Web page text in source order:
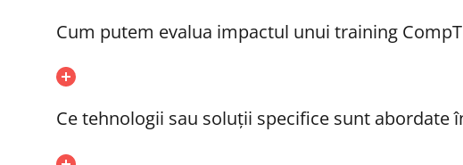
Cum putem evalua impactul unui training
Ce tehnologii sau soluții specifice sunt abordate